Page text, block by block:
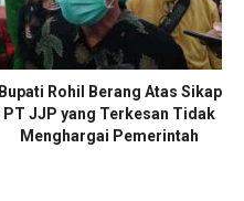
Bupati Rohil Berang Atas Sikap
PT JJP yang Terkesan Tidak
Menghargai Pemerintah